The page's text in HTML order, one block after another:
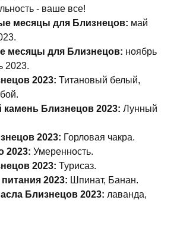
- ваше все!
месяцы для Близнецов: май
месяцы для Близнецов: ноябрь
2023.
2023: Титановый белый,
Близнецов 2023: Лунный
2023: Горловая чакра.
2023: Умеренность.
2023: Турисаз.
2023: Шпинат, Банан.
Близнецов 2023: лаванда,